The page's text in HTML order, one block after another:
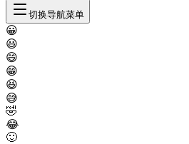
切换导航菜单
😀
😃
😄
😁
😆
😅
🤣
😂
🙂